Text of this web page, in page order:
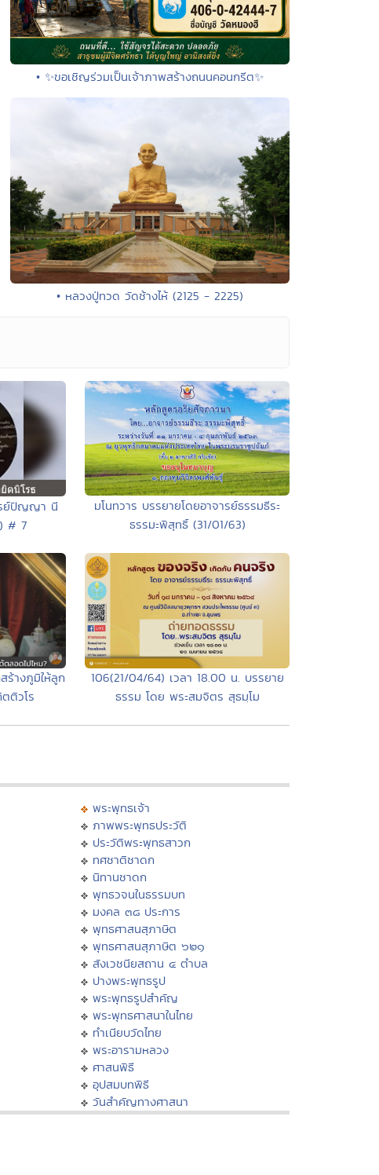
• ✨ขอเชิญร่วมเป็นเจ้าภาพสร้างถนนคอนกรีต✨
• หลวงปู่ทวด วัดช้างไห้ (2125 - 2225)
ย์ปัญญา นี
# 7
มโนทวาร บรรยายโดยอาจารย์ธรรมธีระ
ธรรมะพิสุทธิ์ (31/01/63)
ร้างภูมิให้ลูก
ติวโร
106(21/04/64) เวลา 18.00 น. บรรยาย
ธรรม โดย พระสมจิตร สุธมฺโม
พระพุทธเจ้า
ภาพพระพุทธประวัติ
ประวัติพระพุทธสาวก
ทศชาติชาดก
นิทานชาดก
พุทธวจนในธรรมบท
มงคล ๓๘ ประการ
พุทธศาสนสุภาษิต
พุทธศาสนสุภาษิต ๖๒๑
สังเวชนียสถาน ๔ ตำบล
ปางพระพุทธรูป
พระพุทธรูปสำคัญ
พระพุทธศาสนาในไทย
ทำเนียบวัดไทย
พระอารามหลวง
ศาสนพิธี
อุปสมบทพิธี
วันสำคัญทางศาสนา